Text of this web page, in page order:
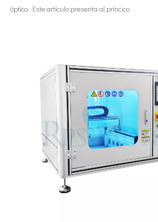
óptico. Este artículo presenta al príncico